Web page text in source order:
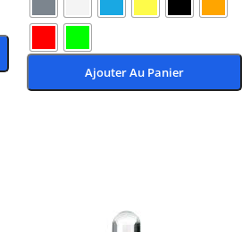
Ajouter Au Panier